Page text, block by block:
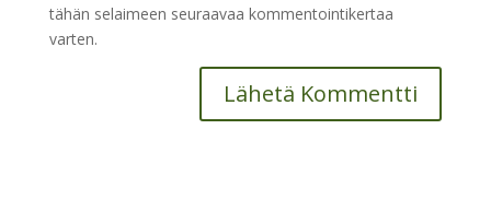
tähän selaimeen seuraavaa kommentointikertaa
varten.